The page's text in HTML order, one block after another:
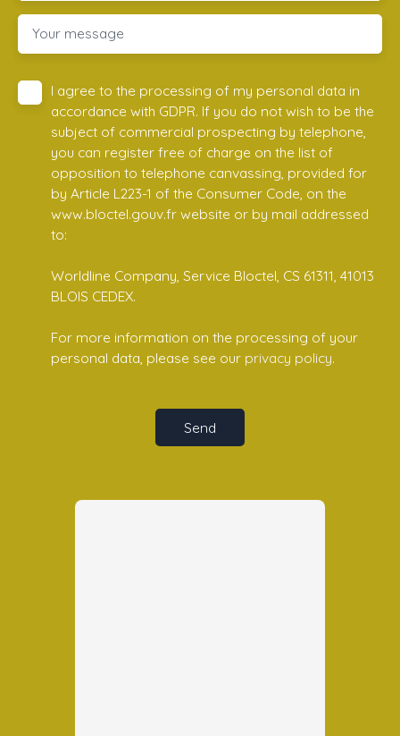
Your message
I agree to the processing of my personal data in
accordance with GDPR. If you do not wish to be the
subject of commercial prospecting by telephone,
you can register free of charge on the list of
opposition to telephone canvassing, provided for
by Article L223-1 of the Consumer Code, on the
www.bloctel.gouv.fr website or by mail addressed
to:
Worldline Company, Service Bloctel, CS 61311, 41013
BLOIS CEDEX.
For more information on the processing of your
personal data, please see our privacy policy.
Send